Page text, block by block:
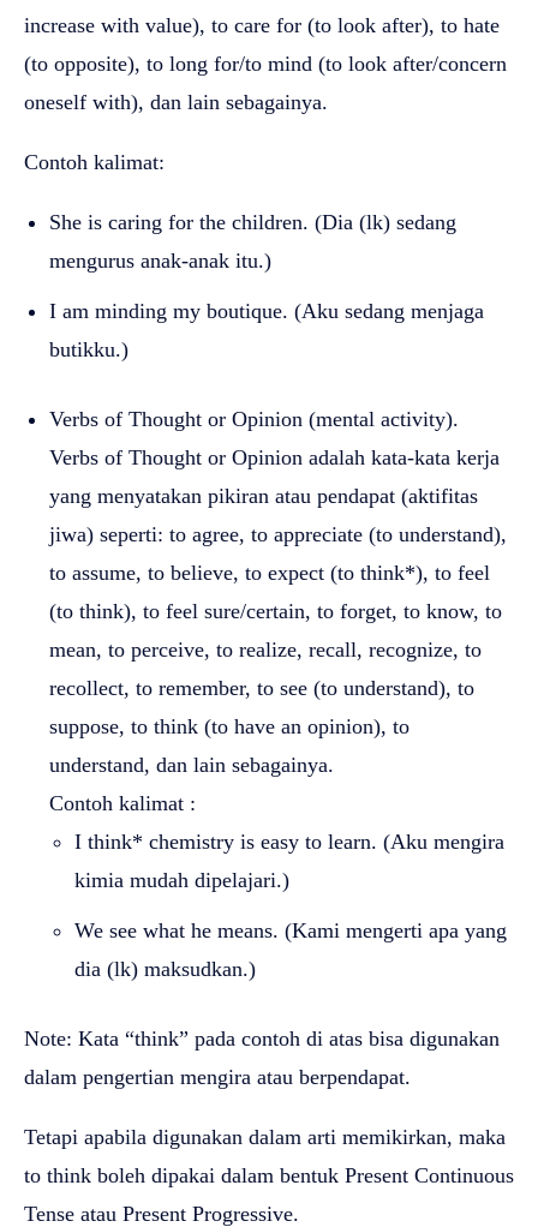
increase with value), to care for (to look after), to hate
(to opposite), to long for/to mind (to look after/concern
oneself with), dan lain sebagainya.
Contoh kalimat:
She is caring for the children. (Dia (lk) sedang
mengurus anak-anak itu.)
I am minding my boutique. (Aku sedang menjaga
butikku.)
Verbs of Thought or Opinion (mental activity).
Verbs of Thought or Opinion adalah kata-kata kerja
yang menyatakan pikiran atau pendapat (aktifitas
jiwa) seperti: to agree, to appreciate (to understand),
to assume, to believe, to expect (to think*), to feel
(to think), to feel sure/certain, to forget, to know, to
mean, to perceive, to realize, recall, recognize, to
recollect, to remember, to see (to understand), to
suppose, to think (to have an opinion), to
understand, dan lain sebagainya.
Contoh kalimat :
I think* chemistry is easy to learn. (Aku mengira
kimia mudah dipelajari.)
We see what he means. (Kami mengerti apa yang
dia (lk) maksudkan.)
Note: Kata “think” pada contoh di atas bisa digunakan
dalam pengertian mengira atau berpendapat.
Tetapi apabila digunakan dalam arti memikirkan, maka
to think boleh dipakai dalam bentuk Present Continuous
Tense atau Present Progressive.